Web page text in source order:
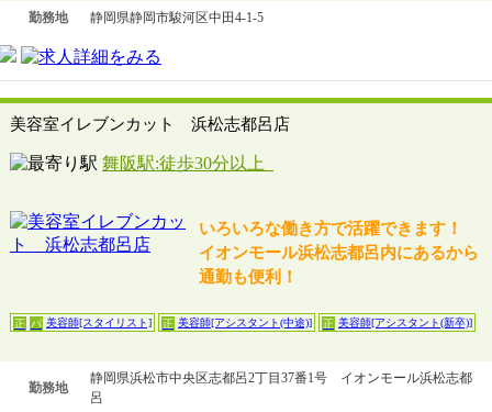
勤務地 静岡県静岡市駿河区中田4-1-5
美容室イレブンカット 浜松志都呂店
舞阪駅:徒歩30分以上
いろいろな働き方で活躍できます！
イオンモール浜松志都呂内にあるから
通勤も便利！
正 パ 美容師[スタイリスト] 正 美容師[アシスタント(中途)] 正 美容師[アシスタント(新卒)]
勤務地
静岡県浜松市中央区志都呂2丁目37番1号 イオンモール浜松志都
呂